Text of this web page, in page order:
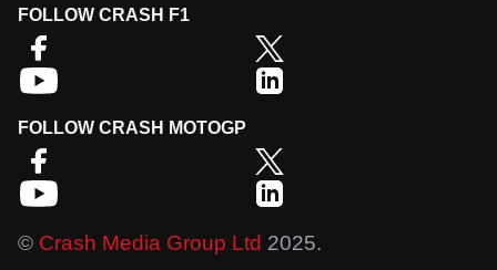
FOLLOW CRASH F1
FOLLOW CRASH MOTOGP
© Crash Media Group Ltd 2025.